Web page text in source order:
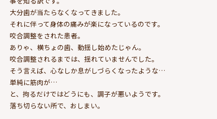
大分歯が当たらなくなってきました。
それに伴って身体の痛みが楽になっているのです。
咬合調整をされた患者。
ありゃ、横ちょの歯、動揺し始めたじゃん。
咬合調整されるまでは、揺れていませんでした。
そう言えば、心なしか息がしづらくなったような…
単純に筋肉が…
と、拘るだけではどうにも、調子が悪いようです。
落ち切らない所で、おしまい。